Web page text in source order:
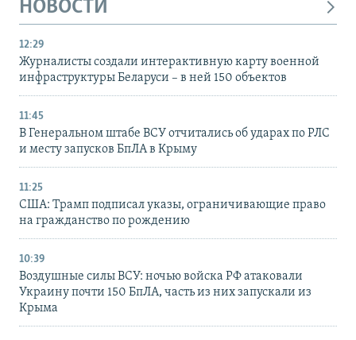
НОВОСТИ
12:29
Журналисты создали интерактивную карту военной
инфраструктуры Беларуси – в ней 150 объектов
11:45
В Генеральном штабе ВСУ отчитались об ударах по РЛС
и месту запусков БпЛА в Крыму
11:25
США: Трамп подписал указы, ограничивающие право
на гражданство по рождению
10:39
Воздушные силы ВСУ: ночью войска РФ атаковали
Украину почти 150 БпЛА, часть из них запускали из
Крыма